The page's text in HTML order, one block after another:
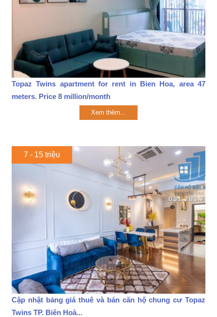
Topaz Twins apartment for rent in Bien Hoa, area 47
meters. Price 8 million/month
Xem thêm...
7 - 15 triệu
Cập nhật bảng giá thuê và bán căn hộ chung cư Topaz
Twins TP. Biên Hoà...